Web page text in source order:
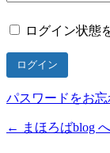
ログイン状態
パスワードをお忘
← まほろばblog